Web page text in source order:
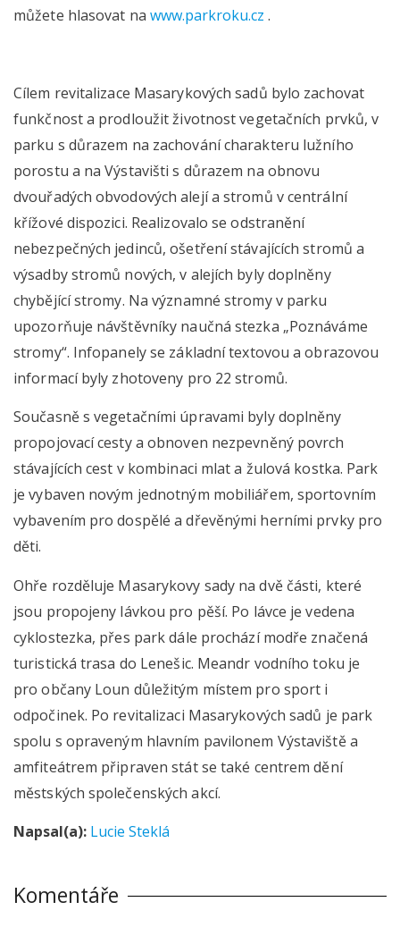
můžete hlasovat na www.parkroku.cz .
Cílem revitalizace Masarykových sadů bylo zachovat
funkčnost a prodloužit životnost vegetačních prvků, v
parku s důrazem na zachování charakteru lužního
porostu a na Výstavišti s důrazem na obnovu
dvouřadých obvodových alejí a stromů v centrální
křížové dispozici. Realizovalo se odstranění
nebezpečných jedinců, ošetření stávajících stromů a
výsadby stromů nových, v alejích byly doplněny
chybějící stromy. Na významné stromy v parku
upozorňuje návštěvníky naučná stezka „Poznáváme
stromy“. Infopanely se základní textovou a obrazovou
informací byly zhotoveny pro 22 stromů.
Současně s vegetačními úpravami byly doplněny
propojovací cesty a obnoven nezpevněný povrch
stávajících cest v kombinaci mlat a žulová kostka. Park
je vybaven novým jednotným mobiliářem, sportovním
vybavením pro dospělé a dřevěnými herními prvky pro
děti.
Ohře rozděluje Masarykovy sady na dvě části, které
jsou propojeny lávkou pro pěší. Po lávce je vedena
cyklostezka, přes park dále prochází modře značená
turistická trasa do Lenešic. Meandr vodního toku je
pro občany Loun důležitým místem pro sport i
odpočinek. Po revitalizaci Masarykových sadů je park
spolu s opraveným hlavním pavilonem Výstaviště a
amfiteátrem připraven stát se také centrem dění
městských společenských akcí.
Napsal(a): Lucie Steklá
Komentáře